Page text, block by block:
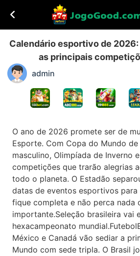
Calendário esportivo de 2026:
as principais
admin
O ano de 2026 promete ser de
Esporte. Com Copa do Mundo
masculino, Olimpíada de Inverno
competições que trarão alegrias
todo o planeta. O Estadão
datas de eventos esportivos para
fique completa e não perca nada
importante.Seleção brasileira vai
hexacampeonato
México e Canadá vão sediar a
Mundo com sede tripla. O Brasil